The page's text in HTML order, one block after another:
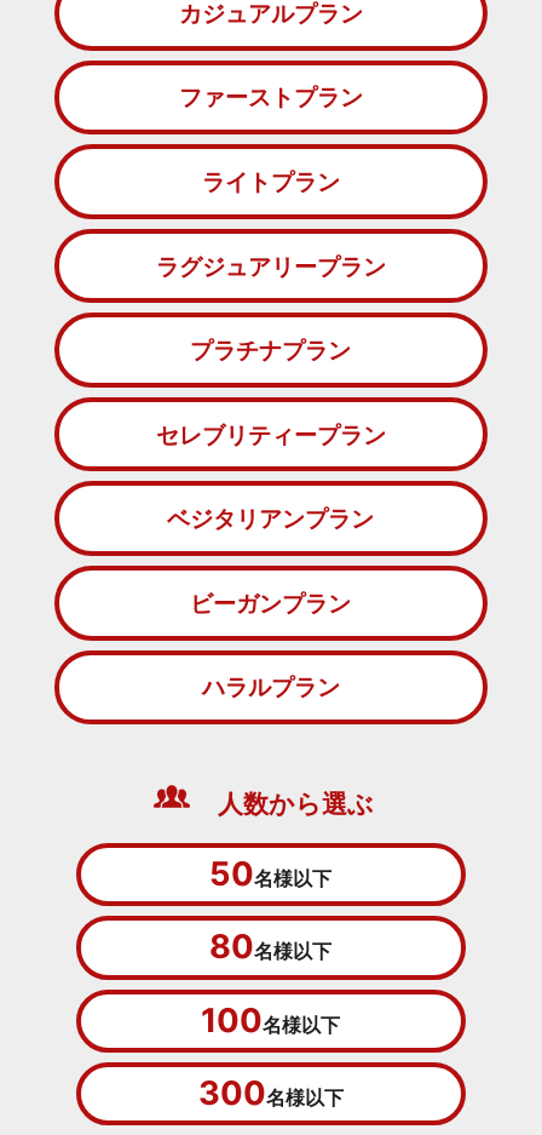
カジュアルプラン
ファーストプラン
ライトプラン
ラグジュアリープラン
プラチナプラン
セレブリティープラン
ベジタリアンプラン
ビーガンプラン
ハラルプラン
人数から選ぶ
50名様以下
80名様以下
100名様以下
300名様以下